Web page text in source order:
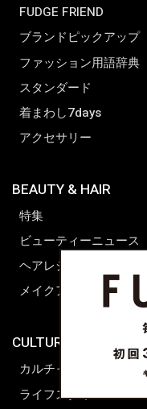
FUDGE FRIEND
ブランドピックアップ
ファッション用語辞典
スタンダード
着まわし7days
アクセサリー
BEAUTY & HAIR
特集
ビューティーニュース
ヘアレシピ ストーリーズ
メイクアップティップス
CULTURE & LIFE
カルチャー
ライフスタイル